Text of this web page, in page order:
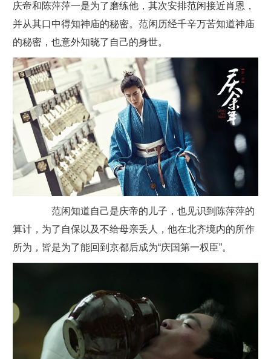
庆帝和陈萍萍一是为了磨练他，其次安排范闲接近肖恩，
并从其口中得知神庙的秘密。范闲历经千辛万苦知道神庙
的秘密，也意外知晓了自己的身世。
范闲知道自己是庆帝的儿子，也见识到陈萍萍的
算计，为了自保以及不给母亲丢人，他在北齐境内的所作
所为，皆是为了能回到京都后成为“庆国第一权臣”。